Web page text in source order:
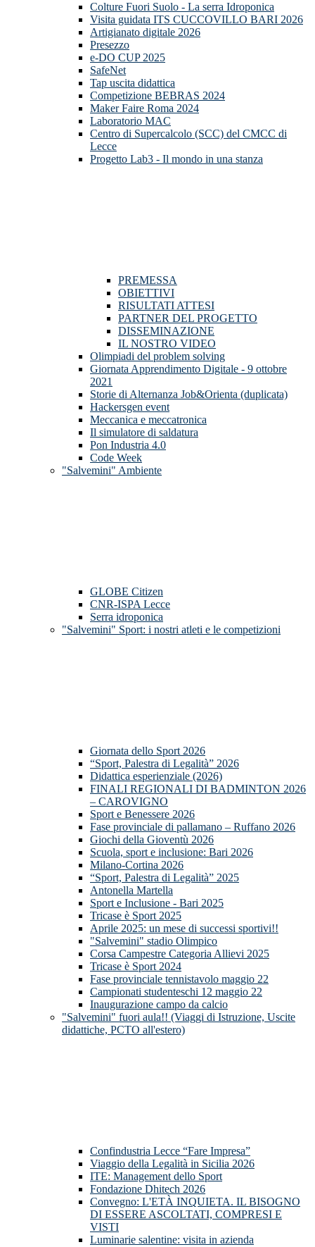
Colture Fuori Suolo - La serra Idroponica
Visita guidata ITS CUCCOVILLO BARI 2026
Artigianato digitale 2026
Presezzo
e-DO CUP 2025
SafeNet
Tap uscita didattica
Competizione BEBRAS 2024
Maker Faire Roma 2024
Laboratorio MAC
Centro di Supercalcolo (SCC) del CMCC di
Lecce
Progetto Lab3 - Il mondo in una stanza
PREMESSA
OBIETTIVI
RISULTATI ATTESI
PARTNER DEL PROGETTO
DISSEMINAZIONE
IL NOSTRO VIDEO
Olimpiadi del problem solving
Giornata Apprendimento Digitale - 9 ottobre
2021
Storie di Alternanza Job&Orienta (duplicata)
Hackersgen event
Meccanica e meccatronica
Il simulatore di saldatura
Pon Industria 4.0
Code Week
"Salvemini" Ambiente
GLOBE Citizen
CNR-ISPA Lecce
Serra idroponica
"Salvemini" Sport: i nostri atleti e le competizioni
Giornata dello Sport 2026
“Sport, Palestra di Legalità” 2026
Didattica esperienziale (2026)
FINALI REGIONALI DI BADMINTON 2026
– CAROVIGNO
Sport e Benessere 2026
Fase provinciale di pallamano – Ruffano 2026
Giochi della Gioventù 2026
Scuola, sport e inclusione: Bari 2026
Milano-Cortina 2026
“Sport, Palestra di Legalità” 2025
Antonella Martella
Sport e Inclusione - Bari 2025
Tricase è Sport 2025
Aprile 2025: un mese di successi sportivi!!
"Salvemini" stadio Olimpico
Corsa Campestre Categoria Allievi 2025
Tricase è Sport 2024
Fase provinciale tennistavolo maggio 22
Campionati studenteschi 12 maggio 22
Inaugurazione campo da calcio
"Salvemini" fuori aula!! (Viaggi di Istruzione, Uscite
didattiche, PCTO all'estero)
Confindustria Lecce “Fare Impresa”
Viaggio della Legalità in Sicilia 2026
ITE: Management dello Sport
Fondazione Dhitech 2026
Convegno: L'ETÀ INQUIETA. IL BISOGNO
DI ESSERE ASCOLTATI, COMPRESI E
VISTI
Luminarie salentine: visita in azienda